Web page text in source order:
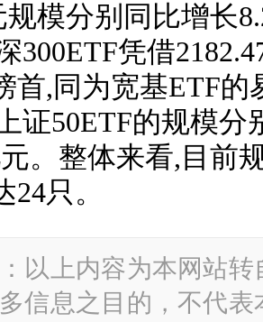
规模分别同比增长
300ETF凭借
首,同为宽基ETF的
证50ETF的规模分
元。整体来看,目前
只。
以上内容为本网站
信息之目的，不代